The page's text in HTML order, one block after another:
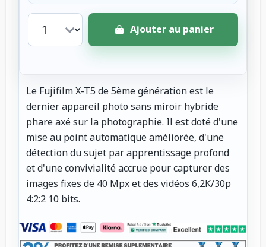
Ajouter au panier
Le Fujifilm X-T5 de 5ème génération est le
dernier appareil photo sans miroir hybride
phare axé sur la photographie. Il est doté d'une
mise au point automatique améliorée, d'une
détection du sujet par apprentissage profond
et d'une convivialité accrue pour capturer des
images fixes de 40 Mpx et des vidéos 6,2K/30p
4:2:2 10 bits.